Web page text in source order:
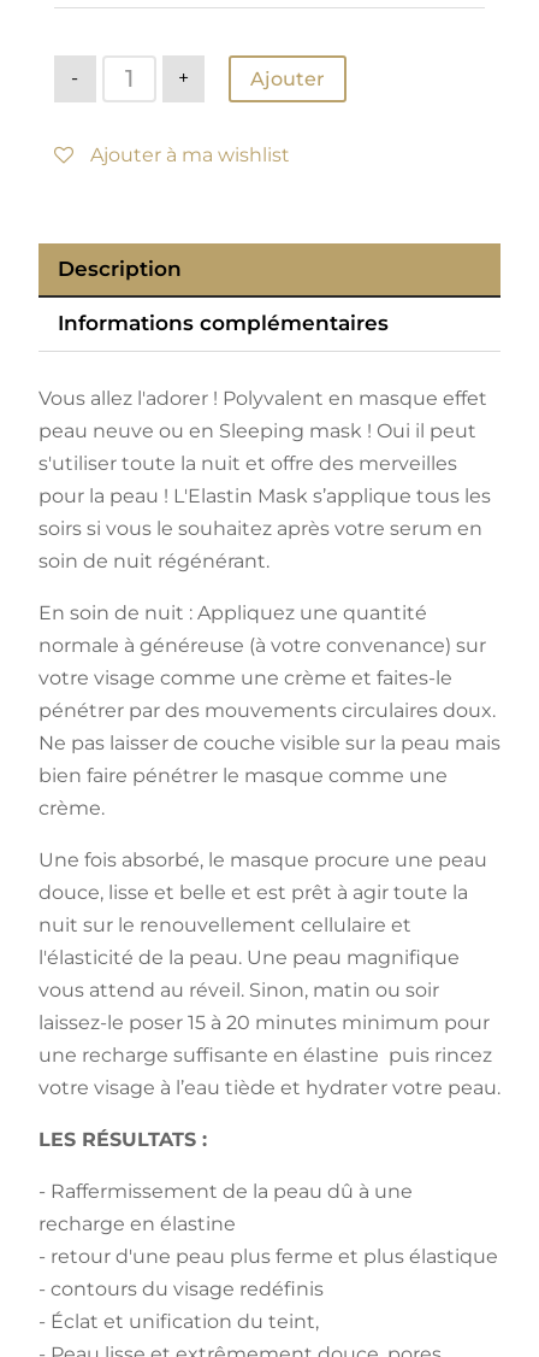
-
quantité
ELASTIN
+ Ajouter
Ajouter à ma wishlist
Description
Informations complémentaires
Vous allez l'adorer ! Polyvalent en masque effet
peau neuve ou en Sleeping mask ! Oui il peut
s'utiliser toute la nuit et offre des merveilles
pour la peau ! L'Elastin Mask s’applique tous les
soirs si vous le souhaitez après votre serum en
soin de nuit régénérant.
En soin de nuit : Appliquez une quantité
normale à généreuse (à votre convenance) sur
votre visage comme une crème et faites-le
pénétrer par des mouvements circulaires doux.
Ne pas laisser de couche visible sur la peau mais
bien faire pénétrer le masque comme une
crème.
Une fois absorbé, le masque procure une peau
douce, lisse et belle et est prêt à agir toute la
nuit sur le renouvellement cellulaire et
l'élasticité de la peau. Une peau magnifique
vous attend au réveil. Sinon, matin ou soir
laissez-le poser 15 à 20 minutes minimum pour
une recharge suffisante en élastine puis rincez
votre visage à l’eau tiède et hydrater votre peau.
LES RÉSULTATS :
- Raffermissement de la peau dû à une
recharge en élastine
- retour d'une peau plus ferme et plus élastique
- contours du visage redéfinis
- Éclat et unification du teint,